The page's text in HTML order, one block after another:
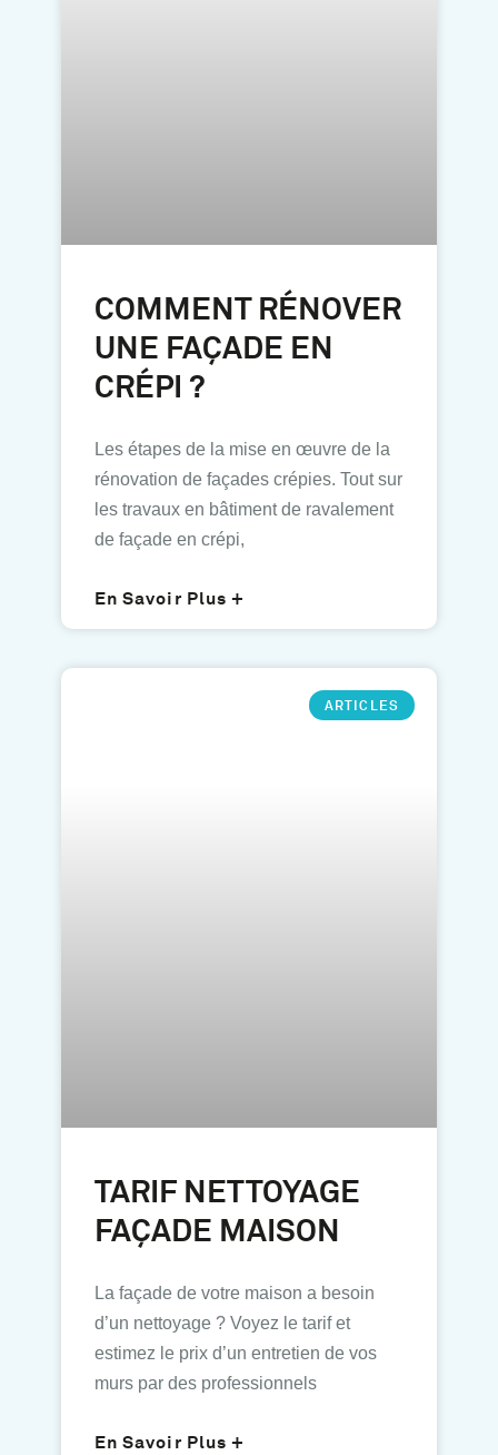
COMMENT RÉNOVER
UNE FAÇADE EN
CRÉPI ?
Les étapes de la mise en œuvre de la
rénovation de façades crépies. Tout sur
les travaux en bâtiment de ravalement
de façade en crépi,
En Savoir Plus +
ARTICLES
TARIF NETTOYAGE
FAÇADE MAISON
La façade de votre maison a besoin
d’un nettoyage ? Voyez le tarif et
estimez le prix d’un entretien de vos
murs par des professionnels
En Savoir Plus +